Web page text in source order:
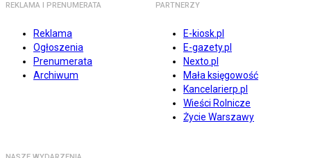
REKLAMA I PRENUMERATA
Reklama
Ogłoszenia
Prenumerata
Archiwum
PARTNERZY
E-kiosk.pl
E-gazety.pl
Nexto.pl
Mała księgowość
Kancelarierp.pl
Wieści Rolnicze
Życie Warszawy